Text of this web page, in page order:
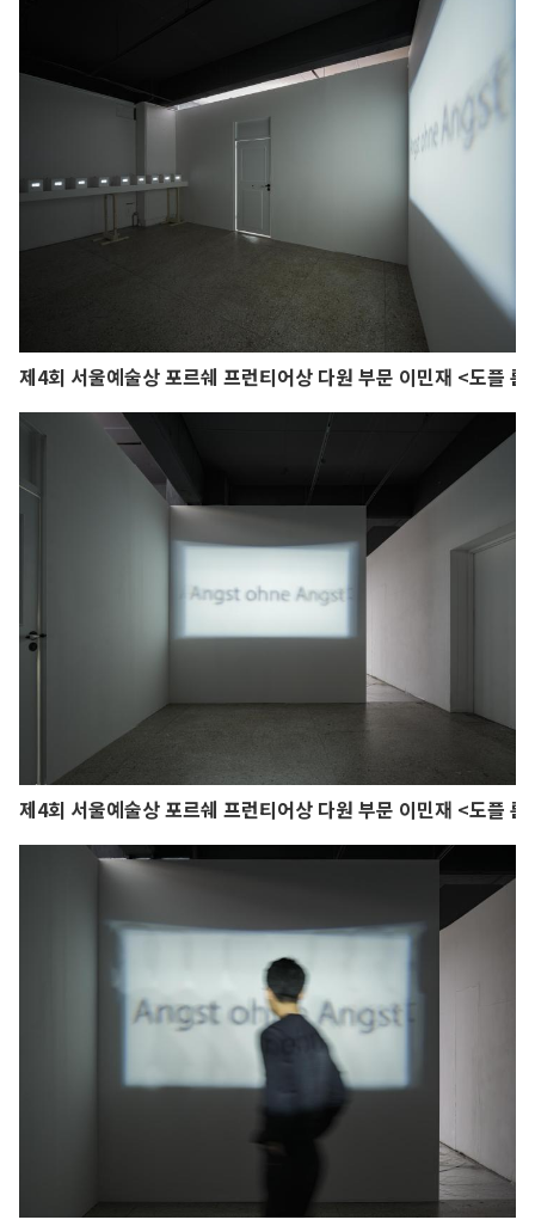
제4회 서울예술상 포르쉐 프런티어상 다원 부문 이민재 <도플 룸
제4회 서울예술상 포르쉐 프런티어상 다원 부문 이민재 <도플 룸